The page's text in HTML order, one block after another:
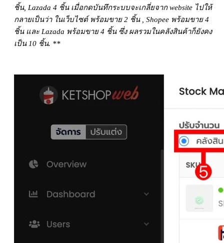
ชิ้น, Lazada 4 ชิ้น เมื่อกดบันทึกระบบจะเกลี่ยจาก website ไปให้
กลายเป็นว่า ในเว็บไซต์ พร้อมขาย 2 ชิ้น , Shopee พร้อมขาย 4
ชิ้น และ Lazada พร้อมขาย 4 ชิ้น ซึ่ง ผลรวมในคลังสินค้าก็ยังคง
เป็น 10 ชิ้น. **